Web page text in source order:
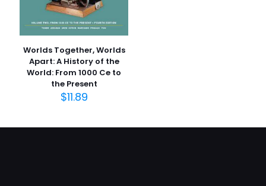
Worlds Together, Worlds
Apart: A History of the
World: From 1000 Ce to
the Present
$11.89